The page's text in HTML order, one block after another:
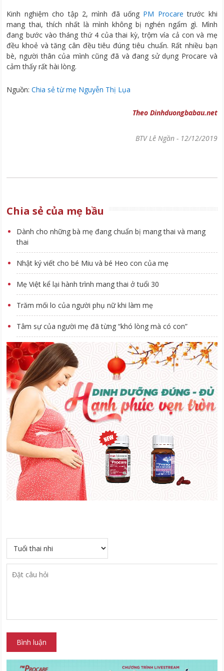
Kinh nghiệm cho tập 2, mình đã uống PM Procare trước khi
mang thai, thích nhất là mình không bị nghén ngẩm gì. Mình
đang bước vào tháng thứ 4 của thai kỳ, trộm vía cả con và mẹ
đều khoẻ và tăng cân đều tiêu đúng tiêu chuẩn. Rất nhiều bạn
bè, người thân của mình cũng đã và đang sử dụng Procare và
cảm thấy rất hài lòng.
Nguồn:Chia sẻ từ mẹ Nguyễn Thị Lụa
Theo Dinhduongbabau.net
BTV Lê Ngần- 12/12/2019
Chia sẻ của mẹ bầu
Dành cho những bà mẹ đang chuẩn bị mang thai và mang
thai
Nhật ký viết cho bé Miu và bé Heo con của mẹ
Mẹ Việt kể lại hành trình mang thai ở tuổi 30
Trăm mối lo của người phụ nữ khi làm mẹ
Tâm sự của người mẹ đã từng “khó lòng mà có con”